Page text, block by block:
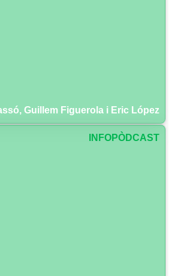
Guillem Figuerola i Eric López
INFOPÒDCAST